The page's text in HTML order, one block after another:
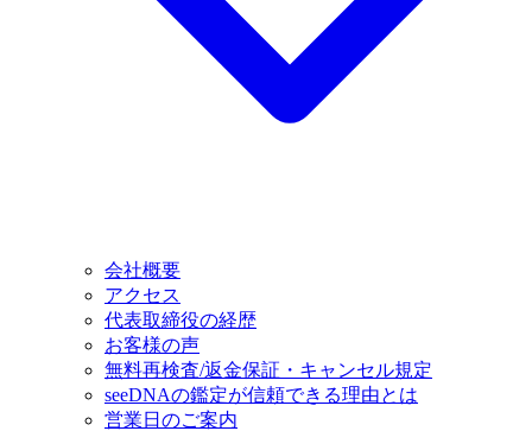
会社概要
アクセス
代表取締役の経歴
お客様の声
無料再検査/返金保証・キャンセル規定
seeDNAの鑑定が信頼できる理由とは
営業日のご案内